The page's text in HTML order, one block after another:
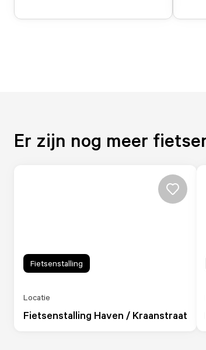
Er zijn nog meer
Fietsenstalling Haven / Kraanstraat
Locatie
Fietsenstalling